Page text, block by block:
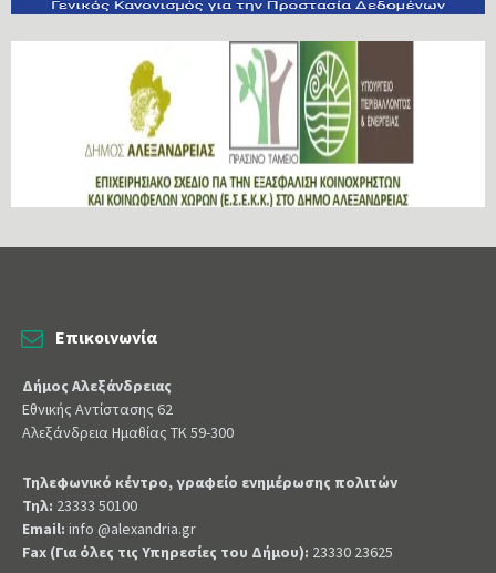
Επικοινωνία
Δήμος Αλεξάνδρειας
Εθνικής Αντίστασης 62
Αλεξάνδρεια Ημαθίας ΤΚ 59-300
Τηλεφωνικό κέντρο, γραφείο ενημέρωσης πολιτών
Τηλ: 23333 50100
Email: info @alexandria.gr
Fax (Για όλες τις Υπηρεσίες του Δήμου): 23330 23625